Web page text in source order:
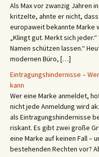
Als Max vor zwanzig Jahren
kritzelte, ahnte er nicht,
europaweit bekannte Marke
„Klingt gut. Merkt sich
Namen schützen lassen.“
modernen Büro, […]
Eintragungshindernisse –
kann
Wer eine Marke anmeldet,
nicht jede Anmeldung wird
als Eintragungshindernisse
riskant. Es gibt zwei große
eine Marke auf keinen Fall –
bestehenden Rechten vor?